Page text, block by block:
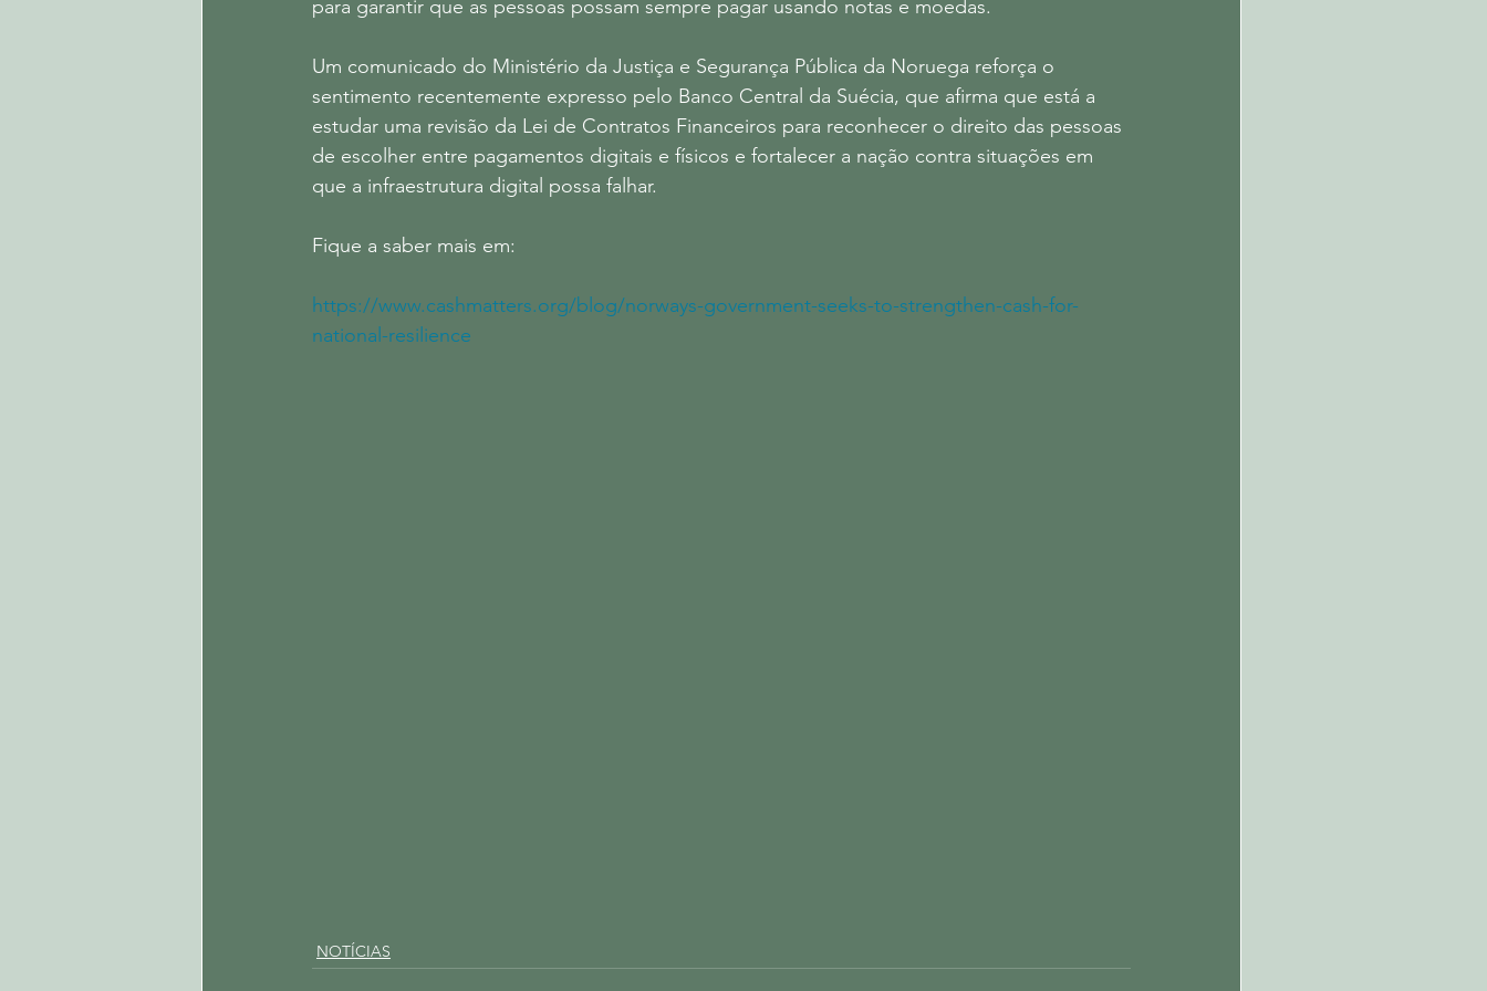
para garantir que as pessoas possam sempre pagar usando notas e moedas.
Um comunicado do Ministério da Justiça e Segurança Pública da Noruega reforça o
sentimento recentemente expresso pelo Banco Central da Suécia, que afirma que está a
estudar uma revisão da Lei de Contratos Financeiros para reconhecer o direito das pessoas
de escolher entre pagamentos digitais e físicos e fortalecer a nação contra situações em
que a infraestrutura digital possa falhar.
Fique a saber mais em:
https://www.cashmatters.org/blog/norways-government-seeks-to-strengthen-cash-for-
national-resilience
NOTÍCIAS